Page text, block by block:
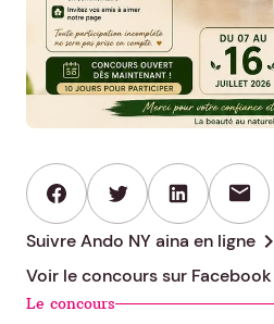
mail
Suivre Ando NY aina en ligne chevron_right
Voir le concours sur Facebook
Le concours